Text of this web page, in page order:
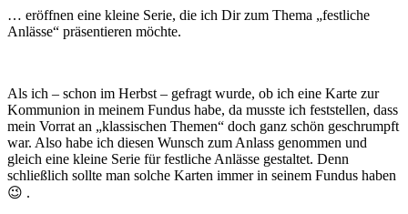
… eröffnen eine kleine Serie, die ich Dir zum Thema „festliche
Anlässe“ präsentieren möchte.
Als ich – schon im Herbst – gefragt wurde, ob ich eine Karte zur
Kommunion in meinem Fundus habe, da musste ich feststellen, dass
mein Vorrat an „klassischen Themen“ doch ganz schön geschrumpft
war. Also habe ich diesen Wunsch zum Anlass genommen und
gleich eine kleine Serie für festliche Anlässe gestaltet. Denn
schließlich sollte man solche Karten immer in seinem Fundus haben
😉 .